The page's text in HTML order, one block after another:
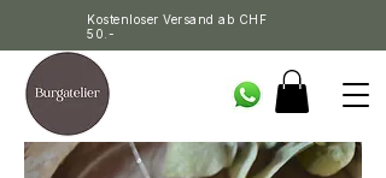
Kostenloser Versand ab CHF
50.-